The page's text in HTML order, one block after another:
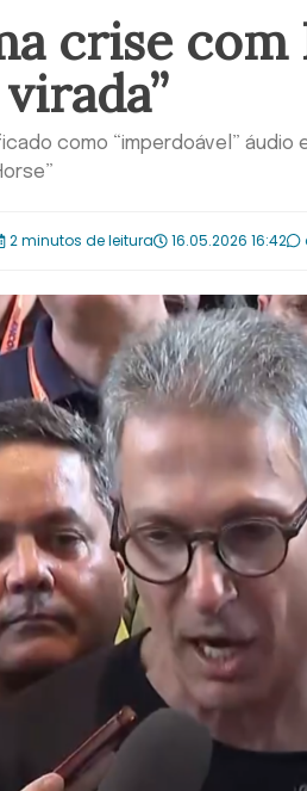
crise
como “imperdoável” áudio
2 minutos de leitura 16.05.2026 16:42